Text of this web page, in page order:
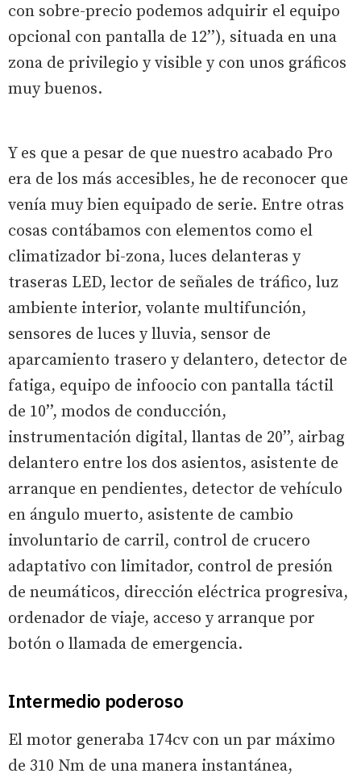
con sobre-precio podemos adquirir el equipo
opcional con pantalla de 12’’), situada en una
zona de privilegio y visible y con unos gráficos
muy buenos.
Y es que a pesar de que nuestro acabado Pro
era de los más accesibles, he de reconocer que
venía muy bien equipado de serie. Entre otras
cosas contábamos con elementos como el
climatizador bi-zona, luces delanteras y
traseras LED, lector de señales de tráfico, luz
ambiente interior, volante multifunción,
sensores de luces y lluvia, sensor de
aparcamiento trasero y delantero, detector de
fatiga, equipo de infoocio con pantalla táctil
de 10’’, modos de conducción,
instrumentación digital, llantas de 20’’, airbag
delantero entre los dos asientos, asistente de
arranque en pendientes, detector de vehículo
en ángulo muerto, asistente de cambio
involuntario de carril, control de crucero
adaptativo con limitador, control de presión
de neumáticos, dirección eléctrica progresiva,
ordenador de viaje, acceso y arranque por
botón o llamada de emergencia.
Intermedio poderoso
El motor generaba 174cv con un par máximo
de 310 Nm de una manera instantánea,